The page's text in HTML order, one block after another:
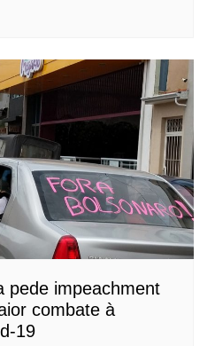
pede impeachment
combate à
19